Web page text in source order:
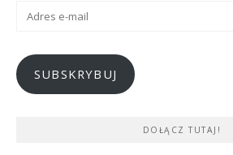
SUBSKRYBUJ
DOŁĄCZ TUTAJ!